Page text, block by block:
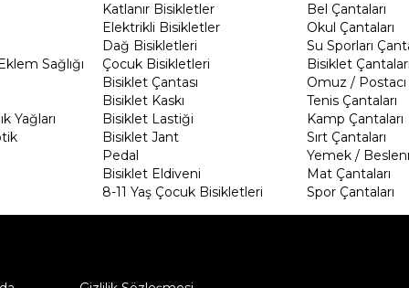
Sağlığı
Yağları
Katlanır Bisikletler
Elektrikli Bisikletler
Dağ Bisikletleri
Çocuk Bisikletleri
Bisiklet Çantası
Bisiklet Kaskı
Bisiklet Lastiği
Bisiklet Jant
Pedal
Bisiklet Eldiveni
8-11 Yaş Çocuk Bisikletleri
Bel Çantaları
Okul Çantaları
Su Sporları
Bisiklet Çantaları
Omuz / Postacı
Tenis Çantaları
Kamp Çantaları
Sırt Çantaları
Yemek /
Mat Çantaları
Spor Çantaları